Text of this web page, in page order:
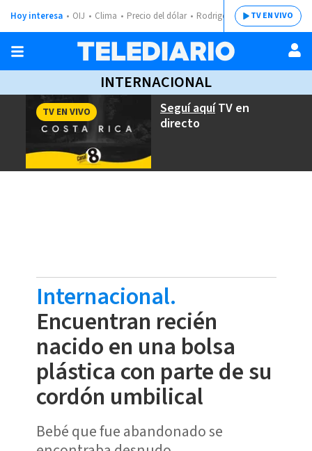
Hoy interesa OIJ Clima Precio del dólar Rodrigo ChavesTV EN VIVO
INTERNACIONAL
Seguí aquíTV en
directo
TV EN VIVO
Internacional.
Encuentran recién
nacido en una bolsa
plástica con parte de su
cordón umbilical
Bebé que fue abandonado se